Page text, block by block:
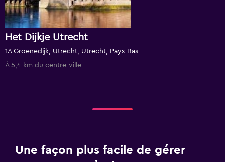
Het Dijkje Utrecht
1A Groenedijk, Utrecht, Utrecht, Pays-Bas
À 5,4 km du centre-ville
Une façon plus facile de gérer